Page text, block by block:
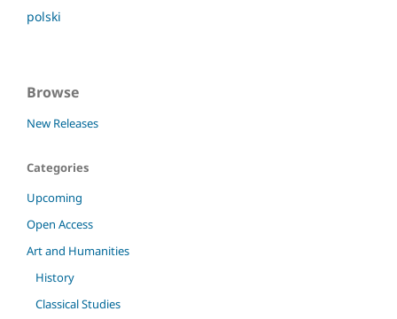
polski
Browse
New Releases
Categories
Upcoming
Open Access
Art and Humanities
History
Classical Studies